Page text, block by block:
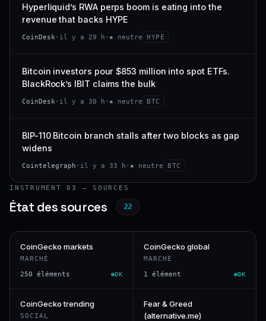
Hyperliquid’s RWA perps boom is eating into the
revenue that backs HYPE
CoinDesk · il y a 29 h · ▪ neutre HYPE
Bitcoin investors pour $853 million into spot ETFs.
BlackRock’s IBIT claims the bulk
CoinDesk · il y a 30 h · ▪ neutre BTC
BIP-110 Bitcoin branch stalls after two blocks as gap
widens
Cointelegraph · il y a 33 h · ▪ neutre BTC
INSTRUMENT 03 — SOURCES
État des sources 22
CoinGecko markets
MARCHÉ
250 éléments OK
CoinGecko global
MARCHÉ
1 élément OK
CoinGecko trending
SOCIAL
Fear & Greed
(alternative.me)